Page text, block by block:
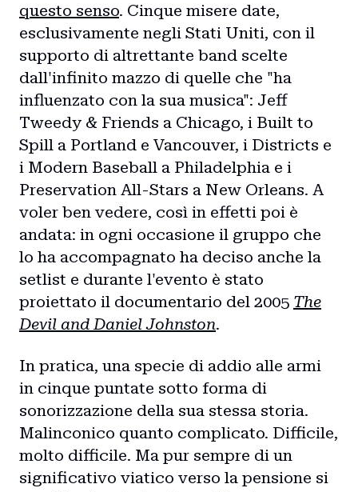
questo senso. Cinque misere date,
esclusivamente negli Stati Uniti, con il
supporto di altrettante band scelte
dall'infinito mazzo di quelle che "ha
influenzato con la sua musica": Jeff
Tweedy & Friends a Chicago, i Built to
Spill a Portland e Vancouver, i Districts e
i Modern Baseball a Philadelphia e i
Preservation All-Stars a New Orleans. A
voler ben vedere, così in effetti poi è
andata: in ogni occasione il gruppo che
lo ha accompagnato ha deciso anche la
setlist e durante l'evento è stato
proiettato il documentario del 2005 The
Devil and Daniel Johnston.
In pratica, una specie di addio alle armi
in cinque puntate sotto forma di
sonorizzazione della sua stessa storia.
Malinconico quanto complicato. Difficile,
molto difficile. Ma pur sempre di un
significativo viatico verso la pensione si